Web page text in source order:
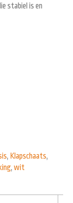
stabiel is en
, Klapschaats,
, wit